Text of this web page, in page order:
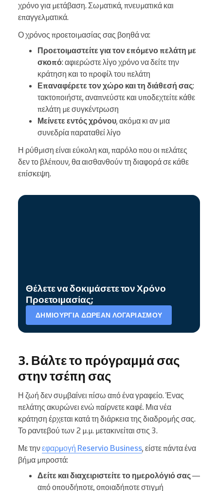
χρόνο για μετάβαση. Σωματικά, πνευματικά και
επαγγελματικά.
Ο χρόνος προετοιμασίας σας βοηθά να:
Προετοιμαστείτε για τον επόμενο πελάτη με
σκοπό: αφιερώστε λίγο χρόνο να δείτε την
κράτηση και το προφίλ του πελάτη
Επαναφέρετε τον χώρο και τη διάθεσή σας:
τακτοποιήστε, αναπνεύστε και υποδεχτείτε κάθε
πελάτη με συγκέντρωση
Μείνετε εντός χρόνου, ακόμα κι αν μια
συνεδρία παραταθεί λίγο
Η ρύθμιση είναι εύκολη και, παρόλο που οι πελάτες
δεν το βλέπουν, θα αισθανθούν τη διαφορά σε κάθε
επίσκεψη.
Θέλετε να δοκιμάσετε τον Χρόνο
Προετοιμασίας;
ΔΗΜΙΟΥΡΓΊΑ ΔΩΡΕΆΝ ΛΟΓΑΡΙΑΣΜΟΎ
3. Βάλτε το πρόγραμμά σας
στην τσέπη σας
Η ζωή δεν συμβαίνει πίσω από ένα γραφείο. Ένας
πελάτης ακυρώνει ενώ παίρνετε καφέ. Μια νέα
κράτηση έρχεται κατά τη διάρκεια της διαδρομής σας.
Το ραντεβού των 2 μ.μ. μετακινείται στις 3.
Με τηνεφαρμογή Reservio Business, είστε πάντα ένα
βήμα μπροστά:
Δείτε και διαχειριστείτε το ημερολόγιό σας—
από οπουδήποτε, οποιαδήποτε στιγμή